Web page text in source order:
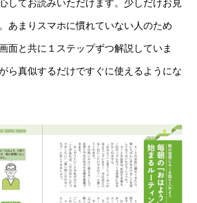
してお読みいただけます。少しだけお見
あまりスマホに慣れていない人のため
面と共に１ステップずつ解説していま
ら真似するだけですぐに使えるようにな